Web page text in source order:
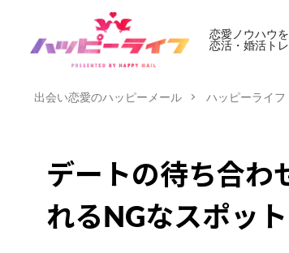
恋愛ノウハウ
恋活・婚活ト
出会い恋愛のハッピーメール ハッピーライフ
デートの待ち合わ
れるNGなスポット